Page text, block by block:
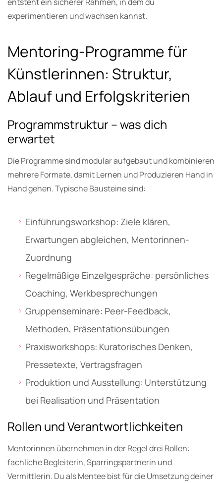
experimentieren und wachsen kannst.
Mentoring-Programme für
Künstlerinnen: Struktur,
Ablauf und Erfolgskriterien
Programmstruktur – was dich
erwartet
Die Programme sind modular aufgebaut und kombinieren
mehrere Formate, damit Lernen und Produzieren Hand in
Hand gehen. Typische Bausteine sind:
Einführungsworkshop: Ziele klären,
Erwartungen abgleichen, Mentorinnen-
Zuordnung
Regelmäßige Einzelgespräche: persönliches
Coaching, Werkbesprechungen
Gruppenseminare: Peer-Feedback,
Methoden, Präsentationsübungen
Praxisworkshops: Kuratorisches Denken,
Pressetexte, Vertragsfragen
Produktion und Ausstellung: Unterstützung
bei Realisation und Präsentation
Rollen und Verantwortlichkeiten
Mentorinnen übernehmen in der Regel drei Rollen:
fachliche Begleiterin, Sparringspartnerin und
Vermittlerin. Du als Mentee bist für die Umsetzung deiner